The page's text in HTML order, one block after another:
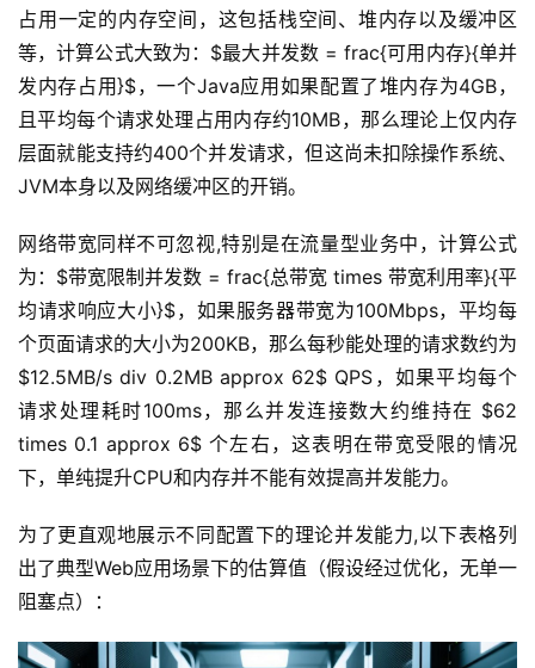
占用一定的内存空间，这包括栈空间、堆内存以及缓冲区
等，计算公式大致为：$最大并发数 = frac{可用内存}{单并
发内存占用}$，一个Java应用如果配置了堆内存为4GB，
且平均每个请求处理占用内存约10MB，那么理论上仅内存
层面就能支持约400个并发请求，但这尚未扣除操作系统、
JVM本身以及网络缓冲区的开销。
网络带宽同样不可忽视,特别是在流量型业务中，计算公式
为：$带宽限制并发数 = frac{总带宽 times 带宽利用率}{平
均请求响应大小}$，如果服务器带宽为100Mbps，平均每
个页面请求的大小为200KB，那么每秒能处理的请求数约为
$12.5MB/s div 0.2MB approx 62$ QPS，如果平均每个
请求处理耗时100ms，那么并发连接数大约维持在 $62
times 0.1 approx 6$ 个左右，这表明在带宽受限的情况
下，单纯提升CPU和内存并不能有效提高并发能力。
为了更直观地展示不同配置下的理论并发能力,以下表格列
出了典型Web应用场景下的估算值（假设经过优化，无单一
阻塞点）：